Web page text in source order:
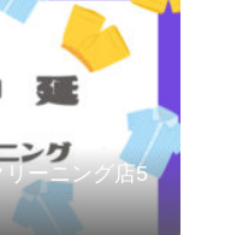
ーニング店5